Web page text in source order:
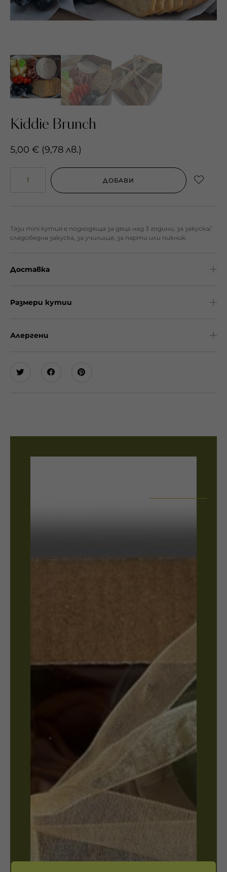
Kiddie Brunch
5,00 € (9,78 лв.)
ДОБАВИ
Тази mini кутия е подходяща за деца над 3 години, за закуска/
следобедна закуска, за училище, за парти или пикник.
Доставка
Размери кутии
Алергени